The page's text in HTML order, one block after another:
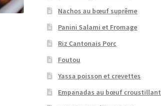
Nachos au bœuf suprême
Panini Salami et Fromage
Riz Cantonais Porc
Foutou
Yassa poisson et crevettes
Empanadas au bœuf croustillant